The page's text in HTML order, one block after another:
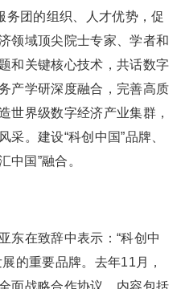
务团的组织、人才优势，促
领域顶尖院士专家、学者和
和关键核心技术，共话数字
产学研深度融合，完善高质
世界级数字经济产业集群，
。建设“科创中国”品牌、
中国”融合。
东在致辞中表示：“科创中
的重要品牌。去年11月，
面战略合作协议，内容包括